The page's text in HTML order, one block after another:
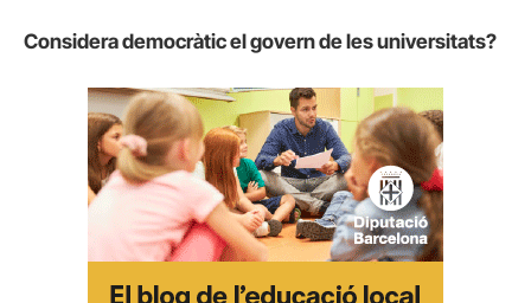
Considera democràtic el govern de les universitats?